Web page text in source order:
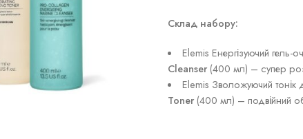
Склад набору:
Elemis Енергізуючий гель-
Cleanser (400 мл) – супер
Elemis Зволожуючий
Toner (400 мл) – подвійний